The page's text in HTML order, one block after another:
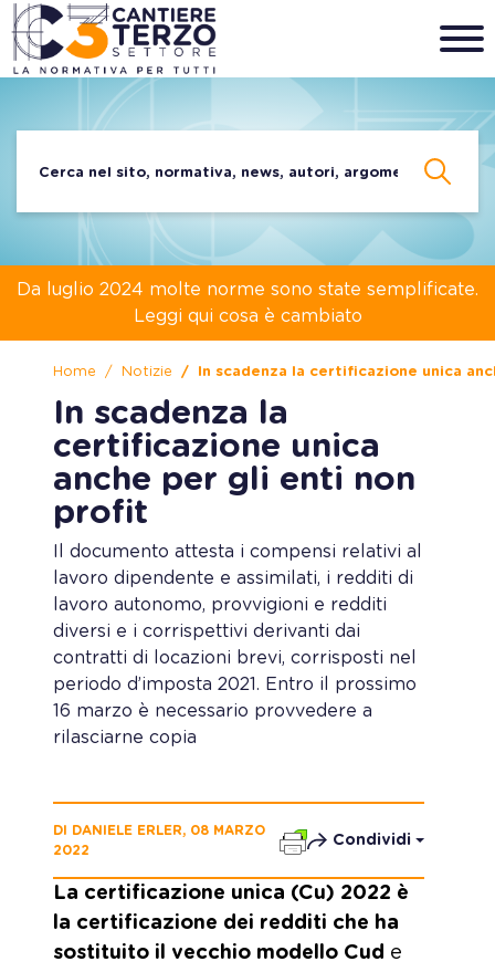
Da luglio 2024 molte norme sono state semplificate.
Leggi qui cosa è cambiato
Home Notizie In scadenza la certificazione unica
In scadenza la
certificazione unica
anche per gli enti non
profit
Il documento attesta i compensi relativi al
lavoro dipendente e assimilati, i redditi di
lavoro autonomo, provvigioni e redditi
diversi e i corrispettivi derivanti dai
contratti di locazioni brevi, corrisposti nel
periodo d’imposta 2021. Entro il prossimo
16 marzo è necessario provvedere a
rilasciarne copia
DI DANIELE ERLER, 08 MARZO
2022
Condividi
La certificazione unica (Cu) 2022 è
la certificazione dei redditi che ha
sostituito il vecchio modello Cud e